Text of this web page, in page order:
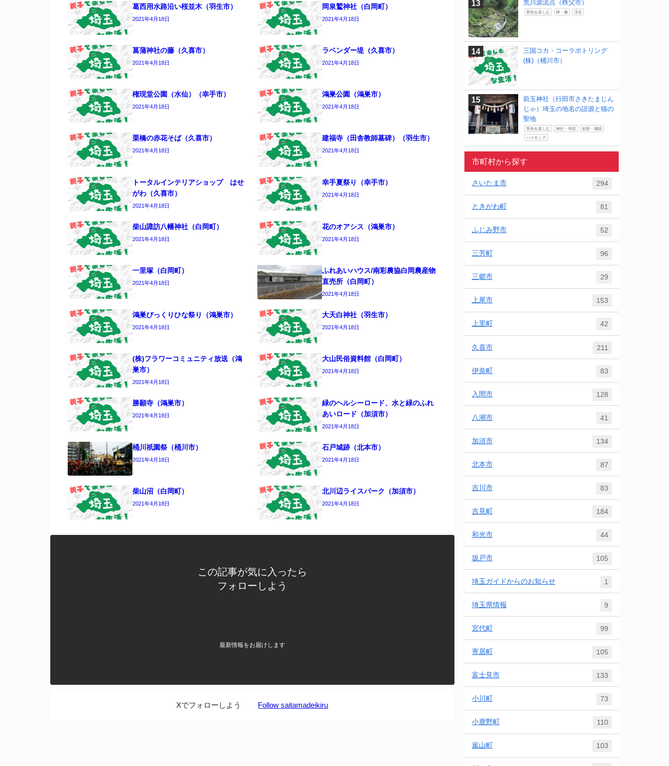
葛西用水路沿い桜並木（羽生市）
2021年4月18日
岡泉鷲神社（白岡町）
2021年4月18日
菖蒲神社の藤（久喜市）
2021年4月18日
ラベンダー堤（久喜市）
2021年4月18日
権現堂公園（水仙）（幸手市）
2021年4月18日
鴻巣公園（鴻巣市）
2021年4月18日
栗橋の赤花そば（久喜市）
2021年4月18日
建福寺（田舎教師墓碑）（羽生市）
2021年4月18日
トータルインテリアショップ はせ
がわ（久喜市）
2021年4月18日
幸手夏祭り（幸手市）
2021年4月18日
柴山諏訪八幡神社（白岡町）
2021年4月18日
花のオアシス（鴻巣市）
2021年4月18日
一里塚（白岡町）
2021年4月18日
ふれあいハウス/南彩農協白岡農産物
直売所（白岡町）
2021年4月18日
鴻巣びっくりひな祭り（鴻巣市）
2021年4月18日
大天白神社（羽生市）
2021年4月18日
(株)フラワーコミュニティ放送（鴻
巣市）
2021年4月18日
大山民俗資料館（白岡町）
2021年4月18日
勝願寺（鴻巣市）
2021年4月18日
緑のヘルシーロード、水と緑のふれ
あいロード（加須市）
2021年4月18日
桶川祇園祭（桶川市）
2021年4月18日
石戸城跡（北本市）
2021年4月18日
柴山沼（白岡町）
2021年4月18日
北川辺ライスパーク（加須市）
2021年4月18日
この記事が気に入ったら
フォローしよう
最新情報をお届けします
Xでフォローしよう Follow saitamadeikiru
荒川源流点（秩父市）
景色を楽しむ 碑・像 渓谷
三国コカ・コーラボトリング
(株)（桶川市）
前玉神社（行田市さきたまじん
じゃ）埼玉の地名の語源と猫の
聖地
景色を楽しむ 神社・寺院 史跡・城跡
ハイキング
市町村から探す
さいたま市 294
ときがわ町 81
ふじみ野市 52
三芳町 96
三郷市 29
上尾市 153
上里町 42
久喜市 211
伊奈町 83
入間市 128
八潮市 41
加須市 134
北本市 87
吉川市 83
吉見町 184
和光市 44
坂戸市 105
埼玉ガイドからのお知らせ 1
埼玉県情報 9
宮代町 99
寄居町 105
富士見市 133
小川町 73
小鹿野町 110
嵐山町 103